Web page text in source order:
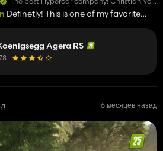
Koenigsegg and his team are incredible,
and very nice people!
Definetly! This is one of my favorite
Agera RS
6 месяцев назад